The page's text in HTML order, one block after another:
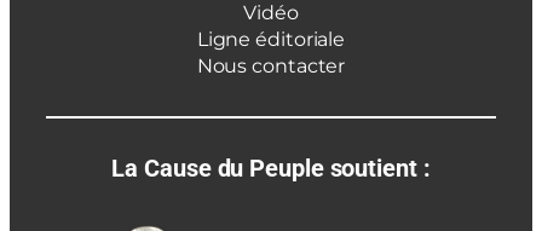
Vidéo
Ligne éditoriale
Nous contacter
La Cause du Peuple soutient :